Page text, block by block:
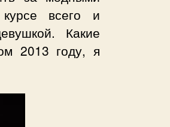
всего и
Какие
2013 году, я